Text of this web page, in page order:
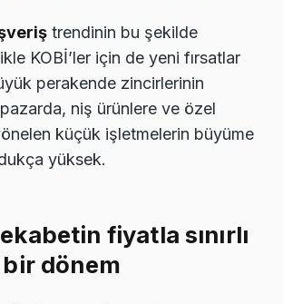
trendinin bu şekilde
KOBİ’ler için de yeni fırsatlar
perakende zincirlerinin
niş ürünlere ve özel
küçük işletmelerin büyüme
yüksek.
fiyatla sınırlı
bir dönem